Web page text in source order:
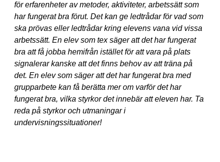
för erfarenheter av metoder, aktiviteter, arbetssätt som
har fungerat bra förut. Det kan ge ledtrådar för vad som
ska prövas eller ledtrådar kring elevens vana vid vissa
arbetssätt. En elev som tex säger att det har fungerat
bra att få jobba hemifrån istället för att vara på plats
signalerar kanske att det finns behov av att träna på
det. En elev som säger att det har fungerat bra med
grupparbete kan få berätta mer om varför det har
fungerat bra, vilka styrkor det innebär att eleven har. Ta
reda på styrkor och utmaningar i
undervisningssituationer!